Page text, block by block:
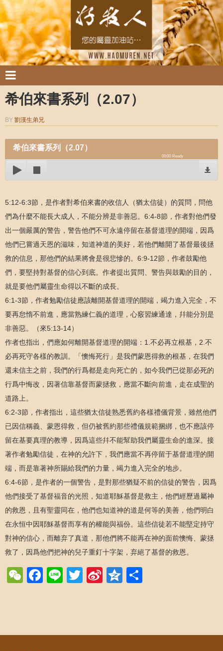
希伯來書系列（2.07）
BY 劉漢生弟兄
希伯來書系列（2.07）
00:00 Ready
5:12-6:3節，是作者對希伯來書的收信人（猶太信徒）的質問，問他
們為什麼不能長大成人，不能分辨是非善惡。6:4-8節，作者對他們發
出一個嚴厲的警告，警告他們不可永遠停留在基督道理的開端，因爲
他們已嘗過天恩的滋味，知道神道的美好，若他們離開了基督最後拯
救的信息，那他們的結果將會是很悲慘的。6:9-12節，作者鼓勵他
們，要堅持對基督的信心到底。作者提出質問、警告與鼓勵的目的，
就是要他們屬靈生命得以不斷的成長。
6:1-3節，作者勉勵信徒應該離開基督道理的開端，竭力進入完全，不
要再怠惰不前進，應當熟練仁義的道理，心竅習練通達，幷能分別是
非善惡。（來5:13-14）
作者也指出，們應如何離開基督道理的開端：1.不必再立根基，2.不
必再死守各樣的教訓。「懊悔死行」是我們蒙恩得救的根基，在我們
還未信主之前，我們的行爲都是走向死亡的，如今我們已從那必死的
行爲中悔改，因著信靠基督而蒙拯救，應當不斷向前進，走在成聖的
道路上。
6:2-3節，作者指出，這些猶太信徒熟悉舊約各樣禮儀背景，雖然他們
已因信稱義、蒙恩得救，但仍被舊約那些禮儀規範捆綁，也不應該停
留在基要真理的教導，因爲這些幷不能幫助我們屬靈生命的進深。接
著作者勉勵信徒，在神的允許下，我們應當不再停留于基督道理的開
端，而是靠著神所賜給我們的力量，竭力進入完全的地步。
6:4-6節，是作者的一個警告，是對那些猶疑不前的信徒的警告，因爲
他們接受了基督福音的光照，知道耶穌基督是救主，他們經歷過屬神
的救恩，且有聖靈同在，他們也知道神的道是何等的美善，他們明白
在永恒中因耶穌基督而享有的權能與福份。這些信徒若不能堅定持守
對神的信心，而離弃了真道，那他們將不能再在神的面前懊悔、蒙拯
救了，因爲他們把神的兒子重釘十字架，弃絕了基督的救恩。
WeChat
Facebook
LineTwitter
SinaQzone
Post navigation